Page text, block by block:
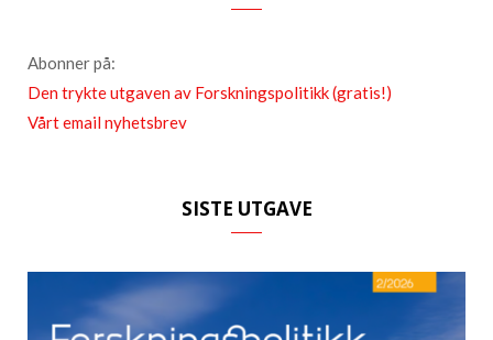
Abonner på:
Den trykte utgaven av Forskningspolitikk (gratis!)
Vårt email nyhetsbrev
SISTE UTGAVE